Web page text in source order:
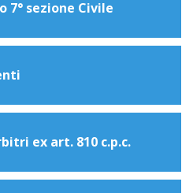
7° sezione Civile
ex art. 810 c.p.c.